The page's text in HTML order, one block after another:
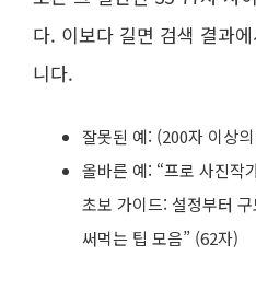
다. 이보다 길면 검색 결과
니다.
잘못된 예: (200자 이상
올바른 예: “프로 사진작
초보 가이드: 설정부터
써먹는 팁 모음” (62자)